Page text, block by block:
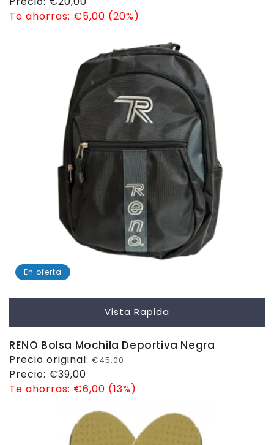
de
Te ahorras: €5,00 (20%)
En oferta
Vista Rapida
RENO Bolsa Mochila Deportiva Negra
Precio
habitual
Precio original: €45,00
Precio
de
Precio: €39,00
Te ahorras: €6,00 (13%)